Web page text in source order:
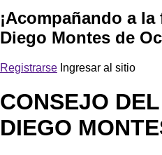
¡Acompañando a
Diego Montes de
Registrarse Ingresar al sitio
CONSEJO
DIEGO